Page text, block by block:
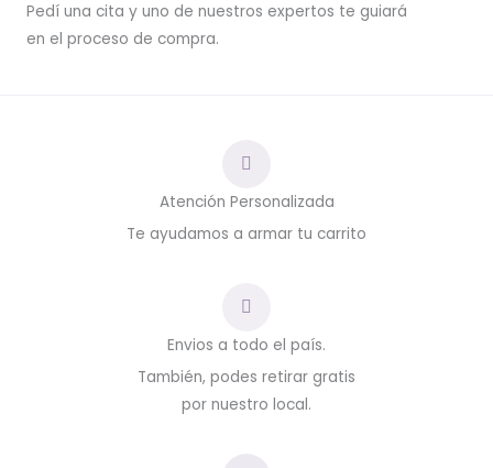
Pedí una cita y uno de nuestros expertos te guiará
en el proceso de compra.
Atención Personalizada
Te ayudamos a armar tu carrito
Envios a todo el país.
También, podes retirar gratis
por nuestro local.